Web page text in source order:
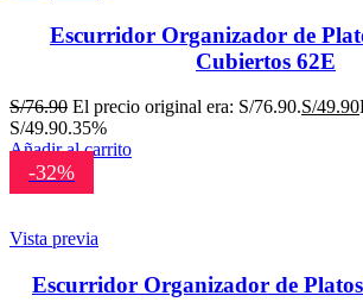
Escurridor Organizador de
Cubiertos 62E
S/76.90 El precio original era: S/76.90.S/49.90
S/49.90.35%
Añadir al carrito
-32%
Vista previa
Escurridor Organizador de